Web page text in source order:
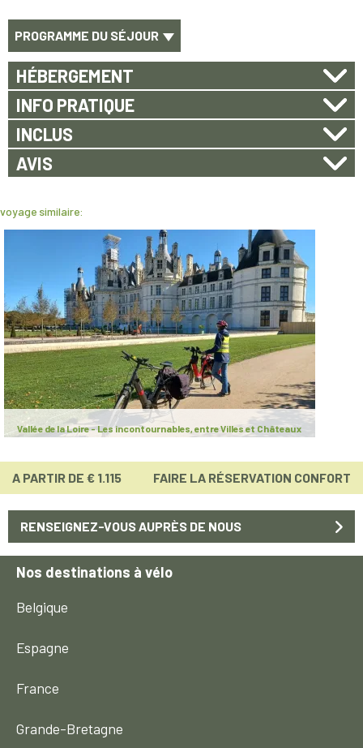
PROGRAMME DU SÉJOUR
HÉBERGEMENT
INFO PRATIQUE
INCLUS
AVIS
voyage similaire:
Vallée de la Loire - Les incontournables, entre Villes et Châteaux
A PARTIR DE € 1.115 FAIRE LA RÉSERVATION CONFORT
RENSEIGNEZ-VOUS AUPRÈS DE NOUS
Nos destinations à vélo
Belgique
Espagne
France
Grande-Bretagne